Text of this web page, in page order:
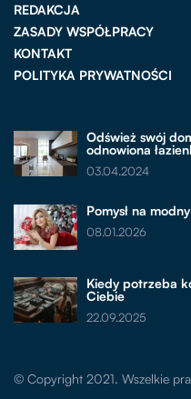
REDAKCJA
ZASADY WSPÓŁPRACY
KONTAKT
POLITYKA PRYWATNOŚCI
Odśwież swój
odnowiona
03.04.2024
Pomysł na
08.01.2026
Kiedy potrzeba
Ciebie
22.09.2025
© Copyright 2021. Wszelkie